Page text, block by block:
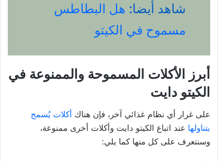
شاهد أيضا: هل البطاطس
مسموح في الكيتو
أبرز الأكلات المسموحة والممنوعة في
الكيتو دايت
على غرار أي نظام غذائي آخر، فإن هناك أكلات يُسمح
بتناولها عند اتباع الكيتو دايت وأكلات أخرى ممنوعة،
وسنتعرف على كل منها كما يلي: